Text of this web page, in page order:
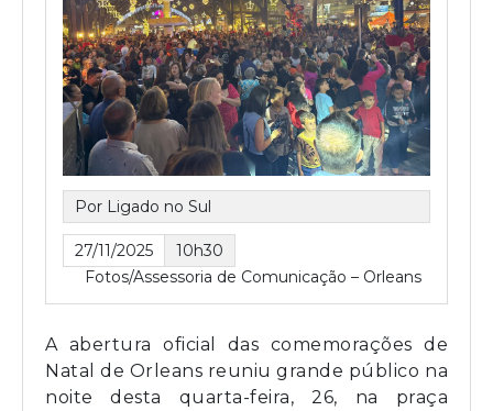
Por Ligado no Sul
27/11/2025
10h30
Fotos/Assessoria de Comunicação – Orleans
A abertura oficial das comemorações de
Natal de Orleans reuniu grande público na
noite desta quarta-feira, 26, na praça